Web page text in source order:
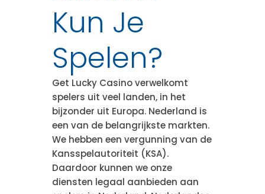
Kun Je
Spelen?
Get Lucky Casino verwelkomt
spelers uit veel landen, in het
bijzonder uit Europa. Nederland is
een van de belangrijkste markten.
We hebben een vergunning van de
Kansspelautoriteit (KSA).
Daardoor kunnen we onze
diensten legaal aanbieden aan